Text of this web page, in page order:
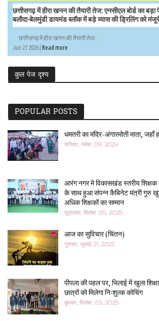
छत्तीसगढ़ में हीरा खनन की तैयारी तेज: एनसीएल बोर्ड का
बलौदा-बेलमुंडी डायमंड ब्लॉक में बड़े व्यास की ड्रिलिंग को
छत्तीसगढ़ में हीरा खनन की तैयारी तेज:...
Jun 27 2026 | Read more
कुल पेज दृश्य
POPULAR POSTS
धमतरी का मंदिर-अंगारमोती माता, जहाँ
शनिवार, नवंबर 09, 2024
आरंग नगर मे विकासखंड स्तरीय शिक्षक
के साथ हुआ संपन्न कैबिनेट मंत्री गुरु
अधिक शिक्षकों का सम्मान
शुक्रवार, सितंबर 05, 2025
आज का सुविचार (चिंतन)
गुरुवार, जुलाई 21, 2022
पीपला की पहल पर, भिलाई में खुला
छात्रों को मिलेगा निःशुल्क कोचिंग
बुधवार, दिसंबर 03, 2025